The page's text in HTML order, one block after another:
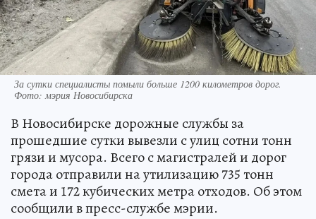
За сутки специалисты помыли больше 1200 километров дорог.
Фото: мэрия Новосибирска
В Новосибирске дорожные службы за
прошедшие сутки вывезли с улиц сотни тонн
грязи и мусора. Всего с магистралей и дорог
города отправили на утилизацию 735 тонн
смета и 172 кубических метра отходов. Об этом
сообщили в пресс-службе мэрии.